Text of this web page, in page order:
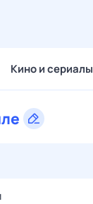
Кино и сериалы